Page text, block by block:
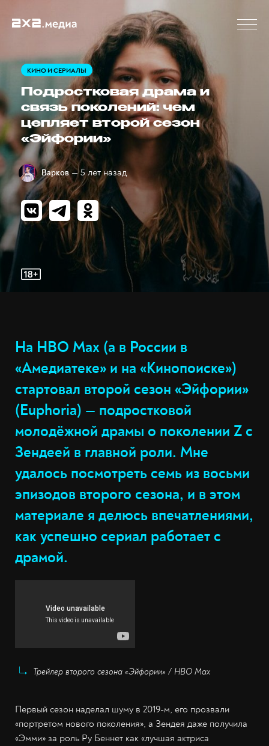
КИНО И СЕРИАЛЫ
Подростковая драма и
связь поколений: чем
цепляет второй сезон
«Эйфории»
Варков — 5 лет назад
На HBO Max (а в России в
«Амедиатеке» и на «Кинопоиске»)
стартовал второй сезон «Эйфории»
(Euphoria) — подростковой
молодёжной драмы о поколении Z с
Зендеей в главной роли. Мне
удалось посмотреть семь из восьми
эпизодов второго сезона, и в этом
материале я делюсь впечатлениями,
как успешно сериал работает с
драмой.
Трейлер второго сезона «Эйфории» / HBO Max
Первый сезон наделал шуму в 2019-м, его прозвали
«портретом нового поколения», а Зендея даже получила
«Эмми» за роль Ру Беннет как «лучшая актриса